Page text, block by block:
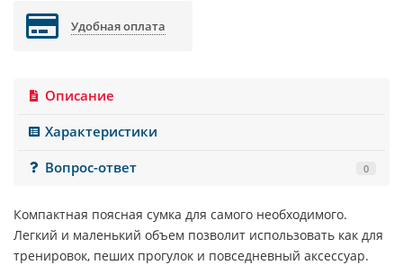
Удобная оплата
Описание
Характеристики
Вопрос-ответ
0
Компактная поясная сумка для самого необходимого.
Легкий и маленький объем позволит использовать как для
тренировок, пеших прогулок и повседневный аксессуар.